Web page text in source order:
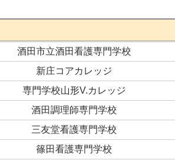
酒田市立酒田看護専門学校
新庄コアカレッジ
専門学校山形V.カレッジ
酒田調理師専門学校
三友堂看護専門学校
篠田看護専門学校